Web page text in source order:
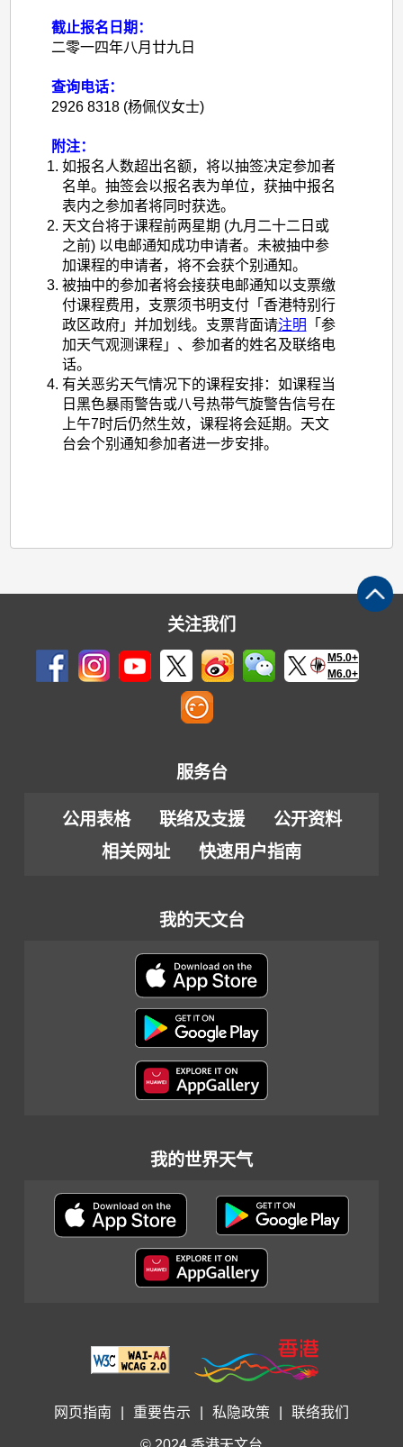
截止报名日期：
二零一四年八月廿九日
查询电话：
2926 8318 (杨佩仪女士)
附注：
如报名人数超出名额，将以抽签决定参加者
名单。抽签会以报名表为单位，获抽中报名
表内之参加者将同时获选。
天文台将于课程前两星期 (九月二十二日或
之前) 以电邮通知成功申请者。未被抽中参
加课程的申请者，将不会获个别通知。
被抽中的参加者将会接获电邮通知以支票缴
付课程费用，支票须书明支付「香港特别行
政区政府」并加划线。支票背面请注明 「参
加天气观测课程」、参加者的姓名及联络电
话。
有关恶劣天气情况下的课程安排：如课程当
日黑色暴雨警告或八号热带气旋警告信号在
上午7时后仍然生效，课程将会延期。天文
台会个别通知参加者进一步安排。
关注我们
M5.0+
M6.0+
服务台
公用表格 联络及支援
公开资料
相关网址
快速用户指南
我的天文台
我的世界天气
网页指南 重要告示 私隐政策 联络我们